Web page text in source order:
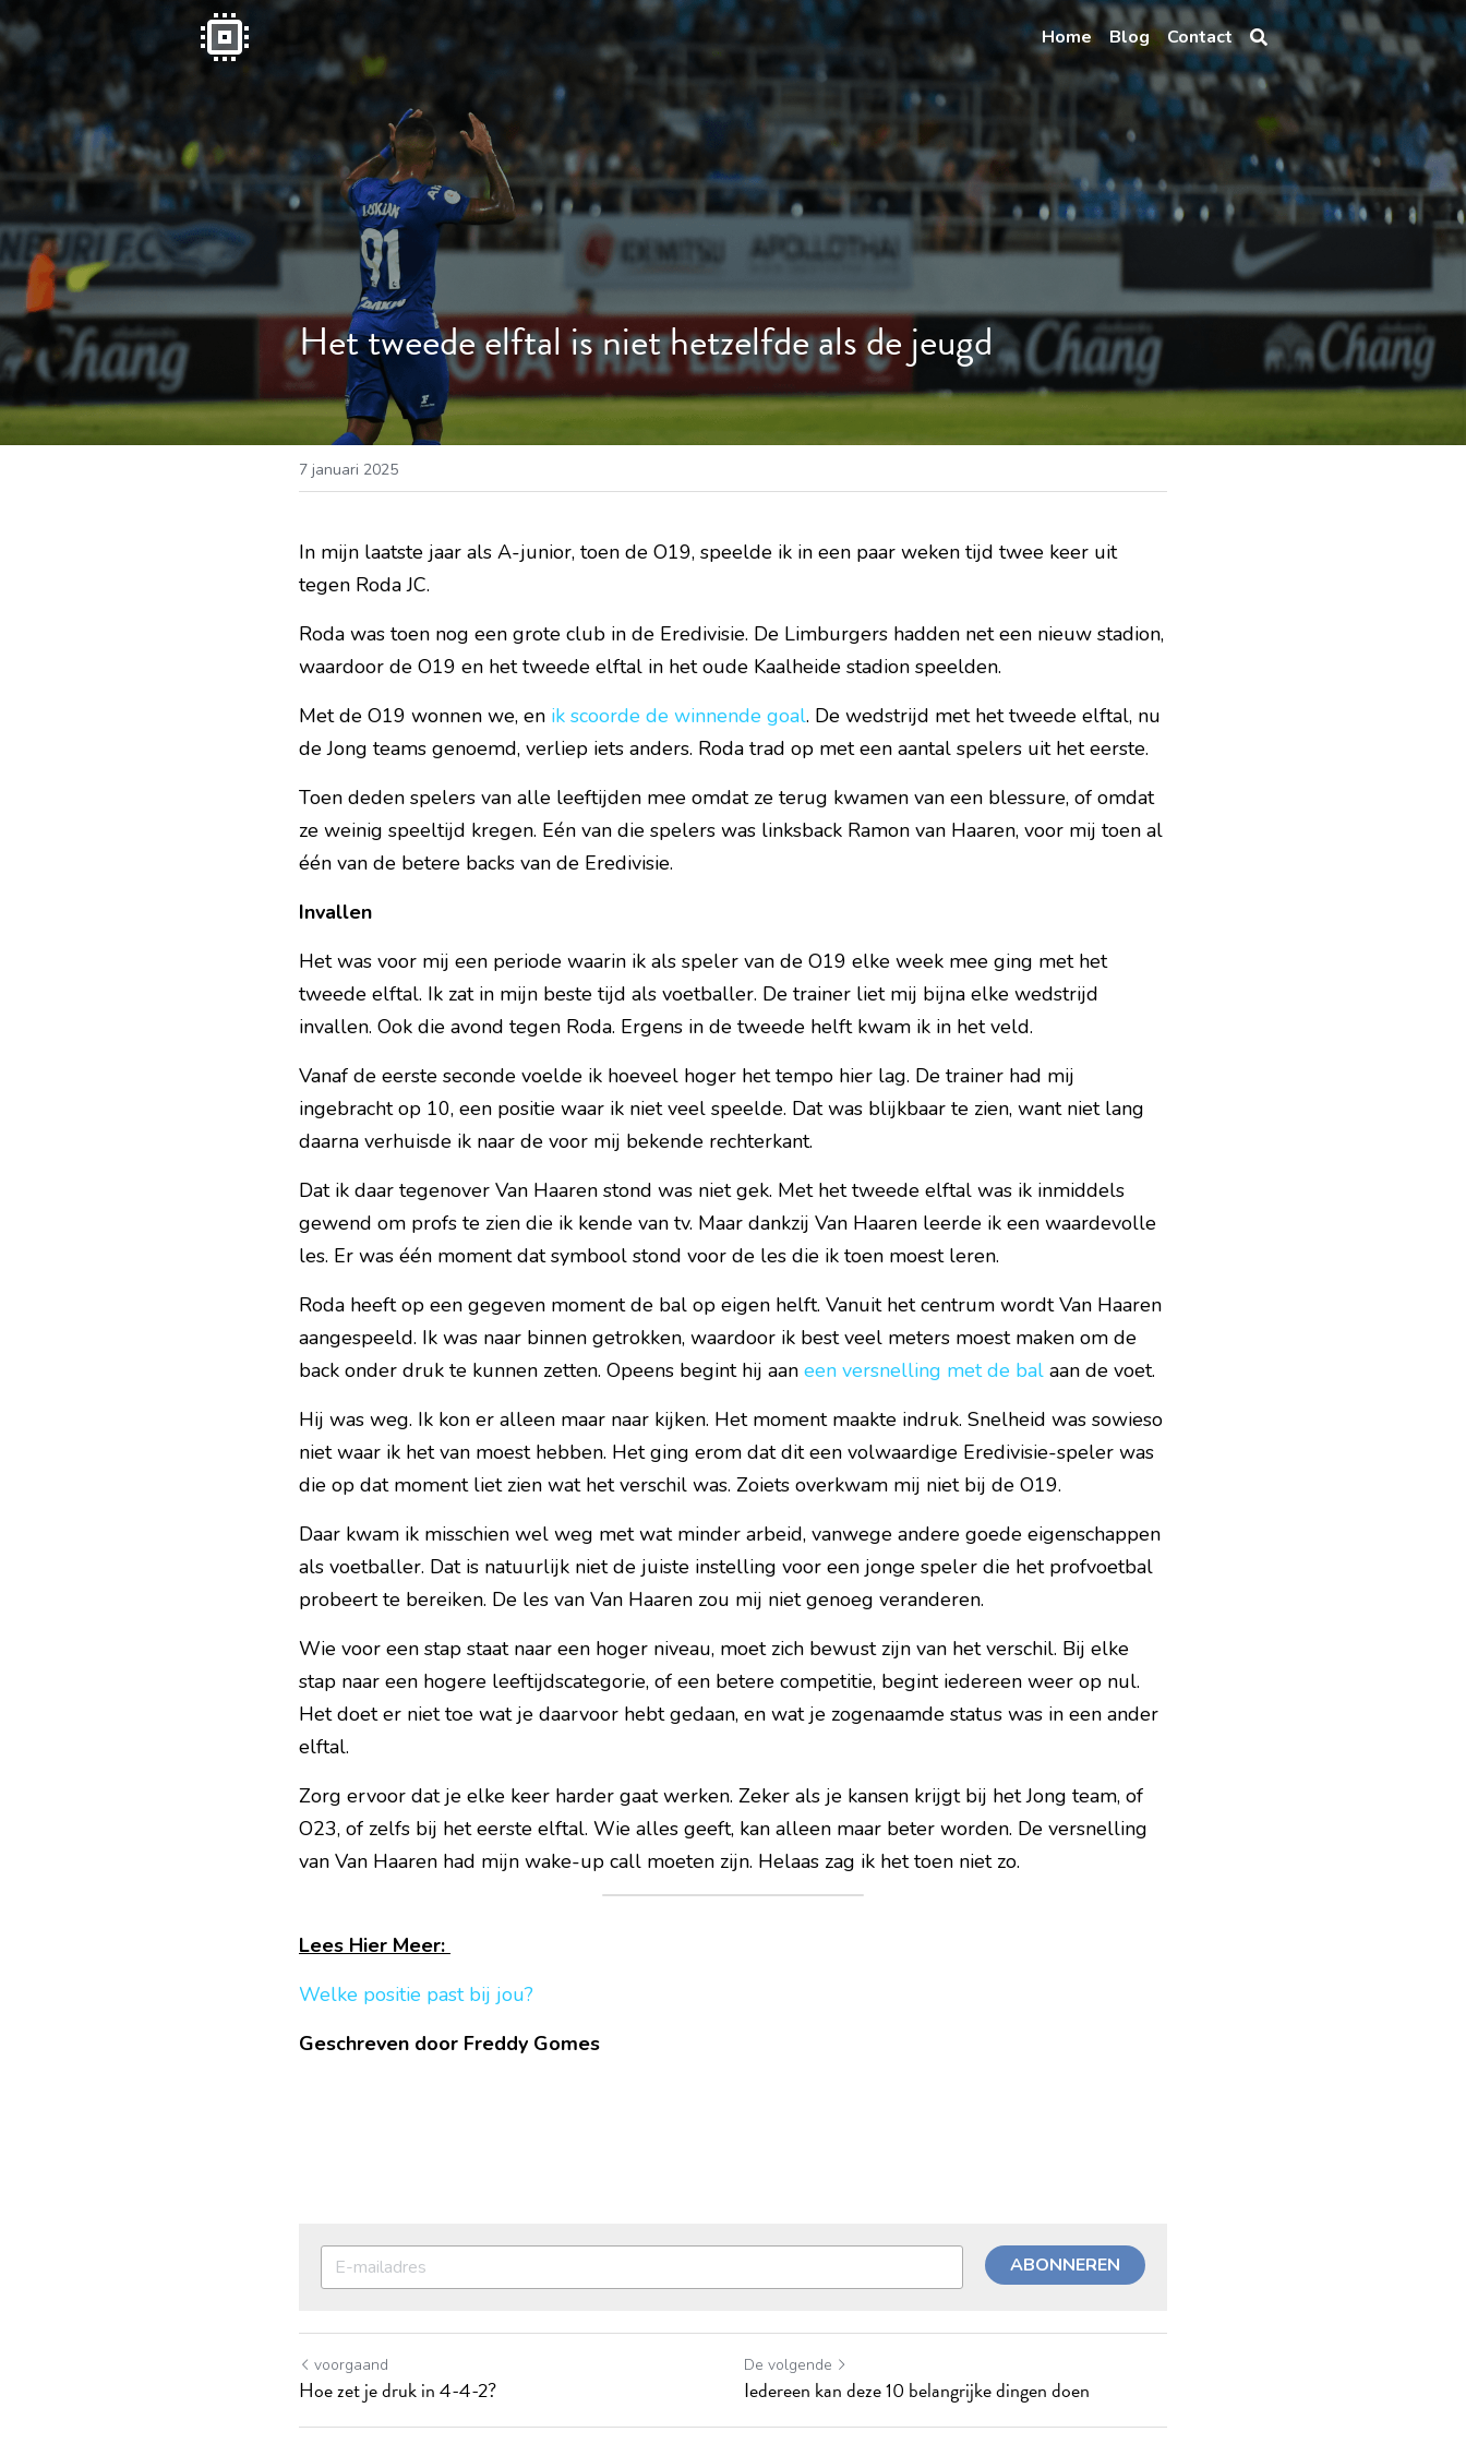
Home Blog Contact
Het tweede elftal is niet hetzelfde als de jeugd
7 januari 2025
In mijn laatste jaar als A-junior, toen de O19, speelde ik in een paar weken tijd twee keer uit
tegen Roda JC.
Roda was toen nog een grote club in de Eredivisie. De Limburgers hadden net een nieuw stadion,
waardoor de O19 en het tweede elftal in het oude Kaalheide stadion speelden.
Met de O19 wonnen we, en ik scoorde de winnende goal. De wedstrijd met het tweede elftal, nu
de Jong teams genoemd, verliep iets anders. Roda trad op met een aantal spelers uit het eerste.
Toen deden spelers van alle leeftijden mee omdat ze terug kwamen van een blessure, of omdat
ze weinig speeltijd kregen. Eén van die spelers was linksback Ramon van Haaren, voor mij toen al
één van de betere backs van de Eredivisie.
Invallen
Het was voor mij een periode waarin ik als speler van de O19 elke week mee ging met het
tweede elftal. Ik zat in mijn beste tijd als voetballer. De trainer liet mij bijna elke wedstrijd
invallen. Ook die avond tegen Roda. Ergens in de tweede helft kwam ik in het veld.
Vanaf de eerste seconde voelde ik hoeveel hoger het tempo hier lag. De trainer had mij
ingebracht op 10, een positie waar ik niet veel speelde. Dat was blijkbaar te zien, want niet lang
daarna verhuisde ik naar de voor mij bekende rechterkant.
Dat ik daar tegenover Van Haaren stond was niet gek. Met het tweede elftal was ik inmiddels
gewend om profs te zien die ik kende van tv. Maar dankzij Van Haaren leerde ik een waardevolle
les. Er was één moment dat symbool stond voor de les die ik toen moest leren.
Roda heeft op een gegeven moment de bal op eigen helft. Vanuit het centrum wordt Van Haaren
aangespeeld. Ik was naar binnen getrokken, waardoor ik best veel meters moest maken om de
back onder druk te kunnen zetten. Opeens begint hij aan een versnelling met de bal aan de voet.
Hij was weg. Ik kon er alleen maar naar kijken. Het moment maakte indruk. Snelheid was sowieso
niet waar ik het van moest hebben. Het ging erom dat dit een volwaardige Eredivisie-speler was
die op dat moment liet zien wat het verschil was. Zoiets overkwam mij niet bij de O19.
Daar kwam ik misschien wel weg met wat minder arbeid, vanwege andere goede eigenschappen
als voetballer. Dat is natuurlijk niet de juiste instelling voor een jonge speler die het profvoetbal
probeert te bereiken. De les van Van Haaren zou mij niet genoeg veranderen.
Wie voor een stap staat naar een hoger niveau, moet zich bewust zijn van het verschil. Bij elke
stap naar een hogere leeftijdscategorie, of een betere competitie, begint iedereen weer op nul.
Het doet er niet toe wat je daarvoor hebt gedaan, en wat je zogenaamde status was in een ander
elftal.
Zorg ervoor dat je elke keer harder gaat werken. Zeker als je kansen krijgt bij het Jong team, of
O23, of zelfs bij het eerste elftal. Wie alles geeft, kan alleen maar beter worden. De versnelling
van Van Haaren had mijn wake-up call moeten zijn. Helaas zag ik het toen niet zo.
Lees Hier Meer:
Welke positie past bij jou?
Geschreven door Freddy Gomes
ABONNEREN
voorgaand
Hoe zet je druk in 4-4-2?
De volgende
Iedereen kan deze 10 belangrijke dingen doen